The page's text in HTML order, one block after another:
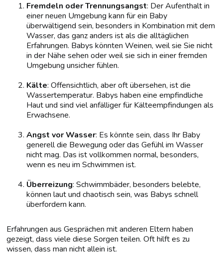
Fremdeln oder Trennungsangst: Der Aufenthalt in
einer neuen Umgebung kann für ein Baby
überwältigend sein, besonders in Kombination mit dem
Wasser, das ganz anders ist als die alltäglichen
Erfahrungen. Babys könnten Weinen, weil sie Sie nicht
in der Nähe sehen oder weil sie sich in einer fremden
Umgebung unsicher fühlen.
Kälte: Offensichtlich, aber oft übersehen, ist die
Wassertemperatur. Babys haben eine empfindliche
Haut und sind viel anfälliger für Kälteempfindungen als
Erwachsene.
Angst vor Wasser: Es könnte sein, dass Ihr Baby
generell die Bewegung oder das Gefühl im Wasser
nicht mag. Das ist vollkommen normal, besonders,
wenn es neu im Schwimmen ist.
Überreizung: Schwimmbäder, besonders belebte,
können laut und chaotisch sein, was Babys schnell
überfordern kann.
Erfahrungen aus Gesprächen mit anderen Eltern haben
gezeigt, dass viele diese Sorgen teilen. Oft hilft es zu
wissen, dass man nicht allein ist.